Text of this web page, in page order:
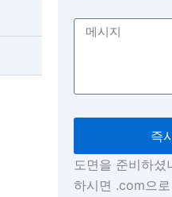
즉
도면을 준비하셨
하시면 .com으